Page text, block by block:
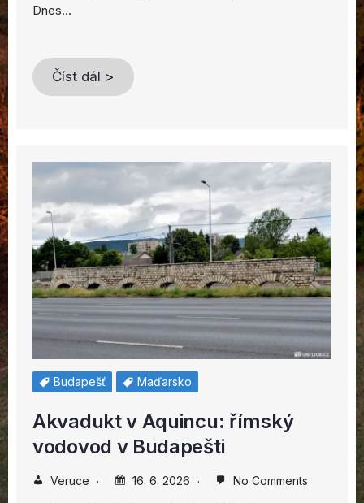
Dnes…
Číst dál >
Budapešť Maďarsko
Akvadukt v Aquincu: římský
vodovod v Budapešti
Veruce 16. 6. 2026 No Comments